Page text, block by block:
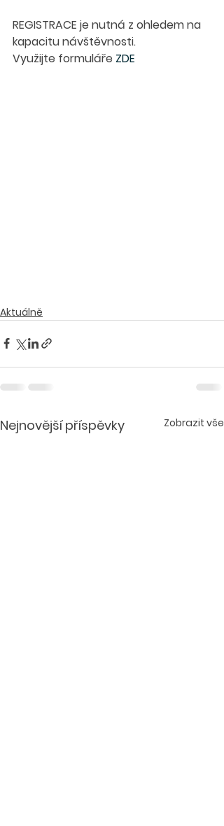
REGISTRACE je nutná z ohledem na
kapacitu návštěvnosti.
Využijte formuláře ZDE
Aktuálně
Nejnovější příspěvky Zobrazit vše